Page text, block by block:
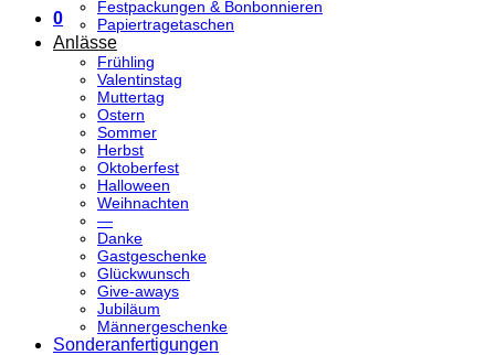
0
Festpackungen & Bonbonnieren
Papiertragetaschen
Anlässe
Frühling
Valentinstag
Muttertag
Ostern
Sommer
Herbst
Oktoberfest
Halloween
Weihnachten
—
Danke
Gastgeschenke
Glückwunsch
Give-aways
Jubiläum
Männergeschenke
Sonderanfertigungen